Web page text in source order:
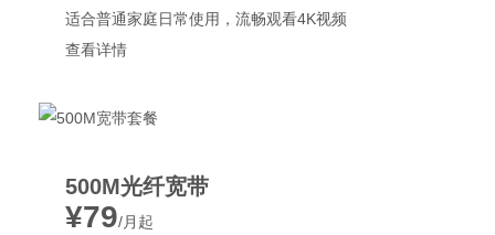
适合普通家庭日常使用，流畅观看4K视频
查看详情
500M光纤宽带
¥79/月起